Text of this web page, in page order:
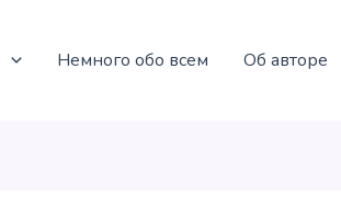
Немного обо всем Об авторе